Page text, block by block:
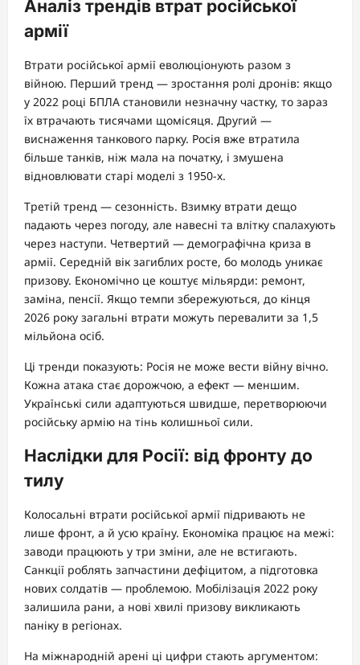
Аналіз трендів втрат російської
армії
Втрати російської армії еволюціонують разом з
війною. Перший тренд — зростання ролі дронів: якщо
у 2022 році БПЛА становили незначну частку, то зараз
їх втрачають тисячами щомісяця. Другий —
виснаження танкового парку. Росія вже втратила
більше танків, ніж мала на початку, і змушена
відновлювати старі моделі з 1950-х.
Третій тренд — сезонність. Взимку втрати дещо
падають через погоду, але навесні та влітку спалахують
через наступи. Четвертий — демографічна криза в
армії. Середній вік загиблих росте, бо молодь уникає
призову. Економічно це коштує мільярди: ремонт,
заміна, пенсії. Якщо темпи збережуються, до кінця
2026 року загальні втрати можуть перевалити за 1,5
мільйона осіб.
Ці тренди показують: Росія не може вести війну вічно.
Кожна атака стає дорожчою, а ефект — меншим.
Українські сили адаптуються швидше, перетворюючи
російську армію на тінь колишньої сили.
Наслідки для Росії: від фронту до
тилу
Колосальні втрати російської армії підривають не
лише фронт, а й усю країну. Економіка працює на межі:
заводи працюють у три зміни, але не встигають.
Санкції роблять запчастини дефіцитом, а підготовка
нових солдатів — проблемою. Мобілізація 2022 року
залишила рани, а нові хвилі призову викликають
паніку в регіонах.
На міжнародній арені ці цифри стають аргументом: